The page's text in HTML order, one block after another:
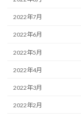
2022年7月
2022年6月
2022年5月
2022年4月
2022年3月
2022年2月